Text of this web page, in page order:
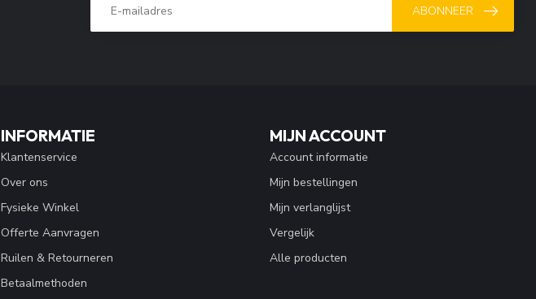
ABONNEER
INFORMATIE
Klantenservice
Over ons
Fysieke Winkel
Offerte Aanvragen
Ruilen & Retourneren
Betaalmethoden
MIJN ACCOUNT
Account informatie
Mijn bestellingen
Mijn verlanglijst
Vergelijk
Alle producten